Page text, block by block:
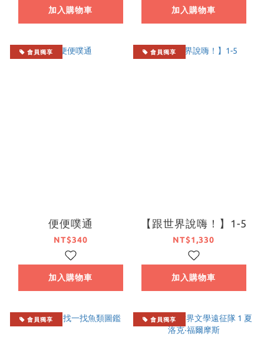
加入購物車 加入購物車
會員獨享
便便噗通
NT$340
加入購物車
會員獨享
【跟世界說嗨！】1-5
NT$1,330
加入購物車
會員獨享 會員獨享